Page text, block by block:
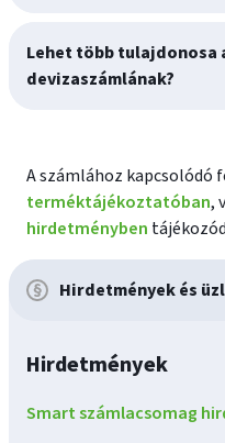
Lehet több tulajdonosa
devizaszámlának?
A számlához kapcsolódó
terméktájékoztatóban,
hirdetményben
Hirdetmények és
Hirdetmények
Smart számlacsomag